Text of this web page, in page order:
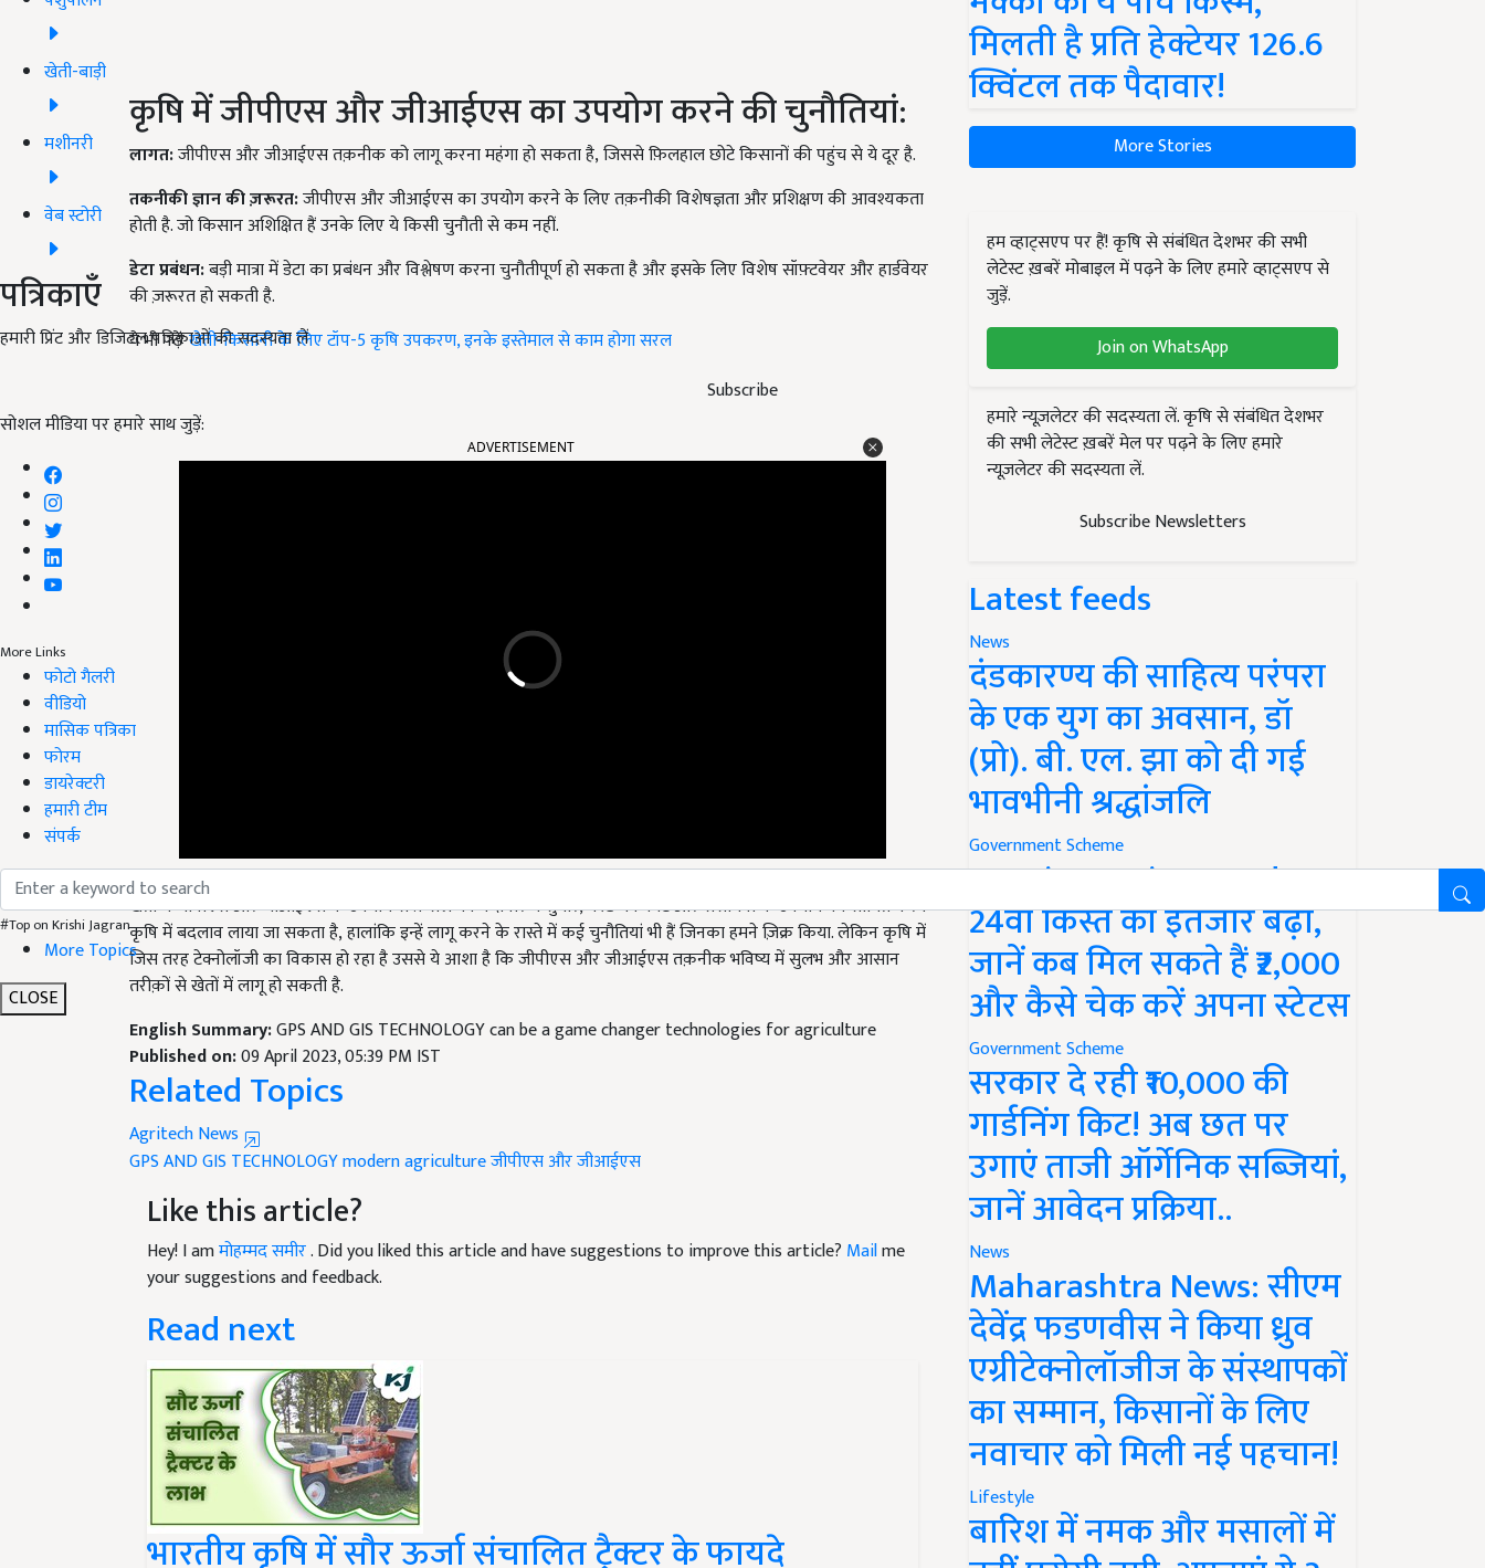
खेती-बाड़ी
मशीनरी
वेब स्टोरी
पत्रिकाएँ
हमारी प्रिंट और डिजिटल पत्रिकाओं की सदस्यता लें
Subscribe
सोशल मीडिया पर हमारे साथ जुड़ें:
More Links
फोटो गैलरी
वीडियो
मासिक पत्रिका
फोरम
डायरेक्टरी
हमारी टीम
संपर्क
#Top on Krishi Jagran
More Topics
CLOSE
कृषि में जीपीएस और जीआईएस का उपयोग करने की चुनौतियां:
लागत:जीपीएस और जीआईएस तक़नीक को लागू करना महंगा हो सकता है,जिससे फ़िलहाल छोटे किसानों की पहुंच से ये दूर है.
तकनीकी ज्ञान की ज़रूरत:जीपीएस और जीआईएस का उपयोग करने के लिए तक़नीकी विशेषज्ञता और प्रशिक्षण की आवश्यकता
होती है. जो किसान अशिक्षित हैं उनके लिए ये किसी चुनौती से कम नहीं.
डेटा प्रबंधन:बड़ी मात्रा में डेटा का प्रबंधन और विश्लेषण करना चुनौतीपूर्ण हो सकता है और इसके लिए विशेष सॉफ़्टवेयर और हार्डवेयर
की ज़रूरत हो सकती है.
ये भी पढ़ेंःखेती-किसानी के लिए टॉप-5 कृषि उपकरण, इनके इस्तेमाल से काम होगा सरल
खेती में जीपीएस और जीआईएस के उपयोग से फ़सल की पैदावार में सुधार
कृषि में बदलाव लाया जा सकता है,हालांकि इन्हें लागू करने के रास्ते में कई चुनौतियां भी हैं जिनका हमने ज़िक्र किया. लेकिन कृषि में
जिस तरह टेक्नोलॉजी का विकास हो रहा है उससे ये आशा है कि जीपीएस और जीआईएस तक़नीक भविष्य में सुलभ और आसान
तरीक़ों से खेतों में लागू हो सकती है.
English Summary:
Published on:09 April 2023, 05:39 PM IST
Related Topics
Agritech News
GPS AND GIS TECHNOLOGY
Like this article?
Hey! I amमोहम्मद समीर. Did you liked this article and have suggestions to improve this article?
your suggestions and feedback.
Read next
भारतीय कृषि में सौर ऊर्जा संचालित ट्रैक्टर के फायदे
मिलती है प्रति हेक्टेयर 126.6
क्विंटल तक पैदावार!
More Stories
हम व्हाट्सएप पर हैं! कृषि से संबंधित देशभर की सभी
लेटेस्ट ख़बरें मोबाइल में पढ़ने के लिए हमारे व्हाट्सएप से
जुड़ें.
Join on WhatsApp
हमारे न्यूज़लेटर की सदस्यता लें. कृषि से संबंधित देशभर
की सभी लेटेस्ट ख़बरें मेल पर पढ़ने के लिए हमारे
न्यूज़लेटर की सदस्यता लें.
Subscribe Newsletters
Latest feeds
News
दंडकारण्य की साहित्य परंपरा
के एक युग का अवसान, डॉ
(प्रो). बी. एल. झा को दी गई
भावभीनी श्रद्धांजलि
Government Scheme
PM Kisan Yojana Update:
24वीं किस्त का इंतजार बढ़ा,
जानें कब मिल सकते हैं ₹2,000
और कैसे चेक करें अपना स्टेटस
Government Scheme
सरकार दे रही ₹10,000 की
गार्डनिंग किट! अब छत पर
उगाएं ताजी ऑर्गेनिक सब्जियां,
जानें आवेदन प्रक्रिया..
News
Maharashtra News: सीएम
देवेंद्र फडणवीस ने किया ध्रुव
एग्रीटेक्नोलॉजीज के संस्थापकों
का सम्मान, किसानों के लिए
नवाचार को मिली नई पहचान!
Lifestyle
बारिश में नमक और मसालों में